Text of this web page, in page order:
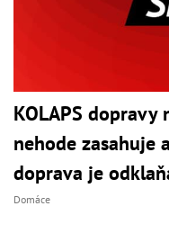
KOLAPS dopravy
nehode zasahuje
doprava je
Domáce